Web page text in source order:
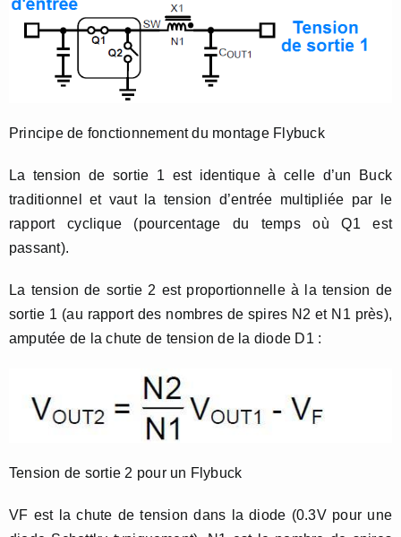
Principe de fonctionnement du montage Flybuck
La tension de sortie 1 est identique à celle d’un Buck
traditionnel et vaut la tension d’entrée multipliée par le
rapport cyclique (pourcentage du temps où Q1 est
passant).
La tension de sortie 2 est proportionnelle à la tension de
sortie 1 (au rapport des nombres de spires N2 et N1 près),
amputée de la chute de tension de la diode D1 :
Tension de sortie 2 pour un Flybuck
VF est la chute de tension dans la diode (0.3V pour une